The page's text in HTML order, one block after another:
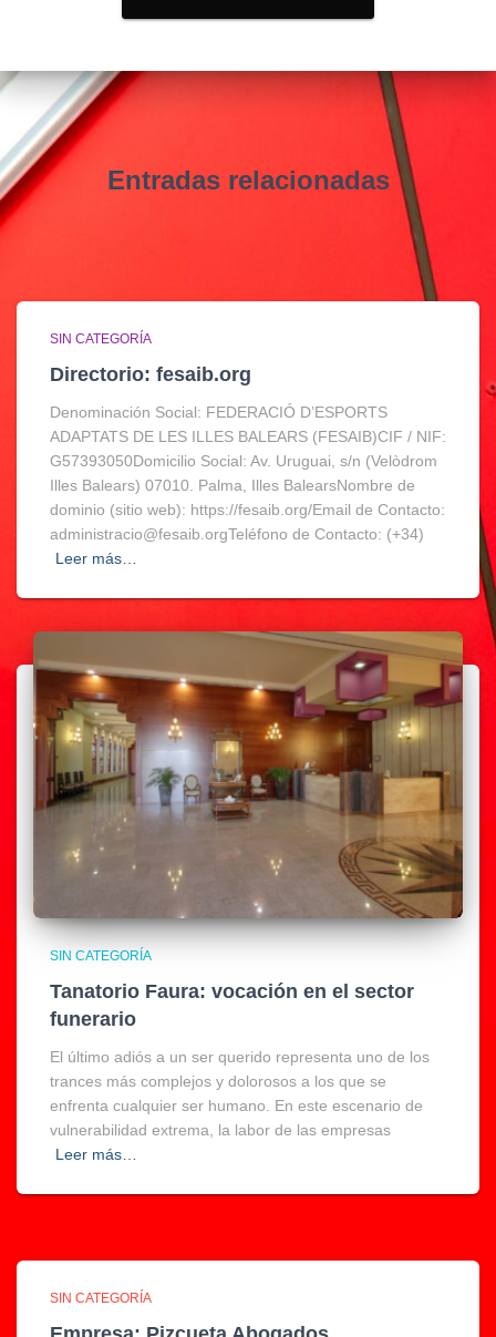
Entradas relacionadas
SIN CATEGORÍA
Directorio: fesaib.org
Denominación Social: FEDERACIÓ D’ESPORTS
ADAPTATS DE LES ILLES BALEARS (FESAIB)CIF / NIF:
G57393050Domicilio Social: Av. Uruguai, s/n (Velòdrom
Illes Balears) 07010. Palma, Illes BalearsNombre de
dominio (sitio web): https://fesaib.org/Email de Contacto:
administracio@fesaib.orgTeléfono de Contacto: (+34)
Leer más…
SIN CATEGORÍA
Tanatorio Faura: vocación en el sector
funerario
El último adiós a un ser querido representa uno de los
trances más complejos y dolorosos a los que se
enfrenta cualquier ser humano. En este escenario de
vulnerabilidad extrema, la labor de las empresas
Leer más…
SIN CATEGORÍA